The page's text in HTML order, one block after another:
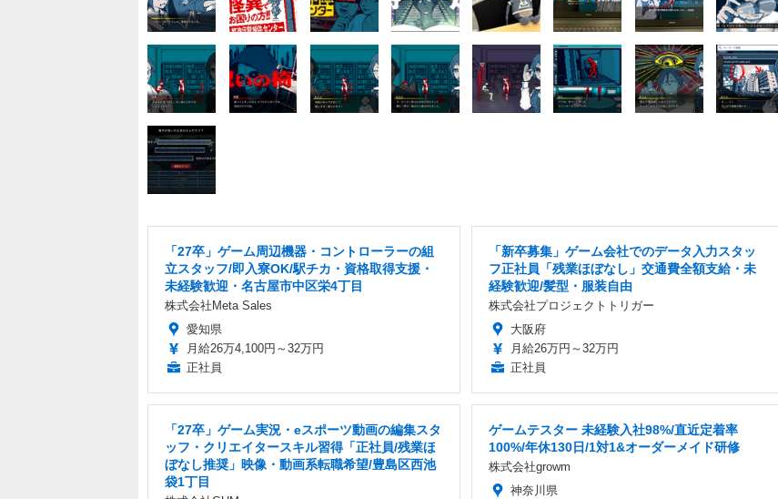
「27卒」ゲーム周辺機器・コントローラーの組
立スタッフ/即入寮OK/駅チカ・資格取得支援・
未経験歓迎・名古屋市中区栄4丁目
株式会社Meta Sales
愛知県
月給26万4,100円～32万円
正社員
「新卒募集」ゲーム会社でのデータ入力スタッ
フ正社員「残業ほぼなし」交通費全額支給・未
経験歓迎/髪型・服装自由
株式会社プロジェクトトリガー
大阪府
月給26万円～32万円
正社員
「27卒」ゲーム実況・eスポーツ動画の編集スタ
ッフ・クリエイタースキル習得「正社員/残業ほ
ぼなし推奨」映像・動画系転職希望/豊島区西池
袋1丁目
ゲームテスター 未経験入社98%/直近定着率
100%/年休130日/1対1&オーダーメイド研修
株式会社growm
神奈川県